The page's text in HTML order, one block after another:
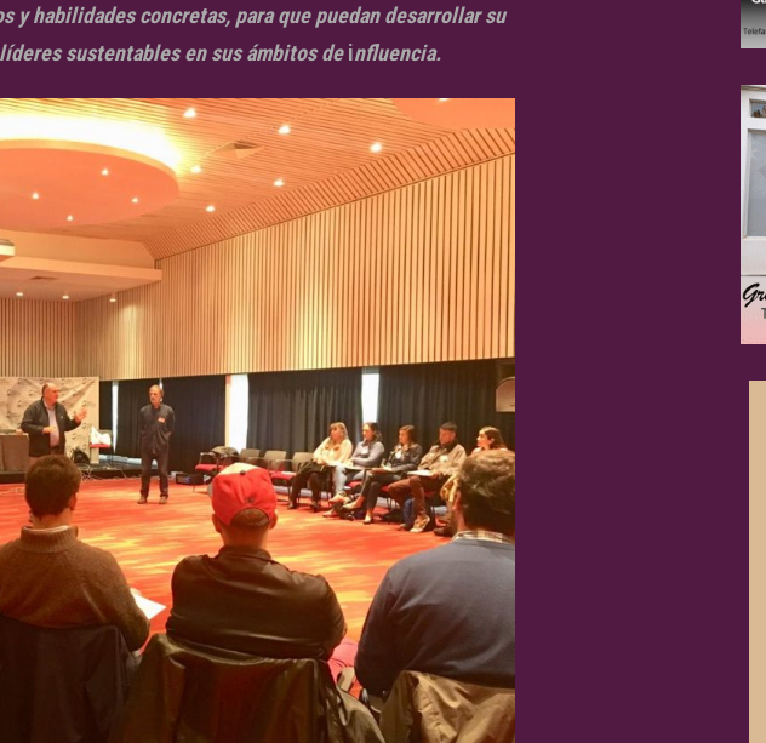
habilidades concretas, para que puedan desarrollar su
sustentables en sus ámbitos deinfluencia.